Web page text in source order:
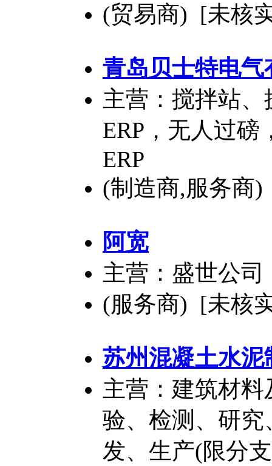
(贸易商) [未核
青岛贝士特电气
主营：搅拌站
ERP，无人过
ERP
(制造商,服务商
阿宽
主营：盛世公司
(服务商) [未核
苏州混凝土水
主营：建筑材
验、检测、研
发、生产(限分